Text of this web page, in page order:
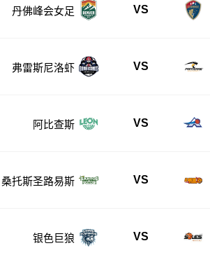
丹佛峰会女足 VS
弗雷斯尼洛虾 VS
阿比查斯 VS
桑托斯圣路易斯 VS
银色巨狼 VS